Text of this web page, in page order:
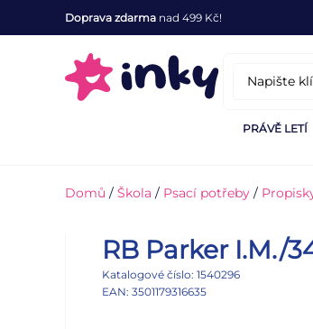
Doprava zdarma nad 499 Kč!
PRÁVĚ LETÍ
Domů / Škola / Psací potřeby /
RB Parker I.M./
Katalogové číslo: 1540296
EAN: 3501179316635